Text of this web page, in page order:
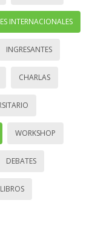
INTERNACIONALES
INGRESANTES
CHARLAS
WORKSHOP
DEBATES
LIBROS